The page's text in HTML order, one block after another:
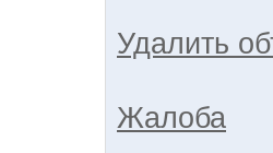
Удалить
Жалоба